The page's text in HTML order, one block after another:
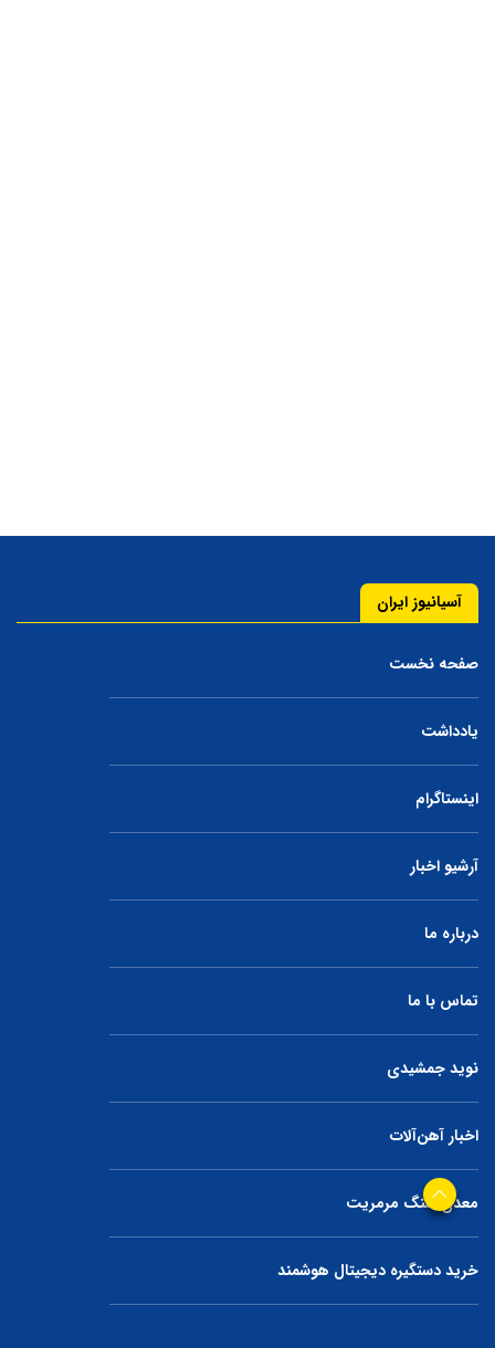
آسیانیوز ایران
صفحه نخست
یادداشت
اینستاگرام
آرشیو اخبار
درباره ما
تماس با ما
نوید جمشیدی
اخبار آهن‌آلات
معدن سنگ مرمریت
خرید دستگیره دیجیتال هوشمند